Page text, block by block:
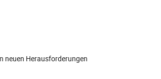
neuen Herausforderungen